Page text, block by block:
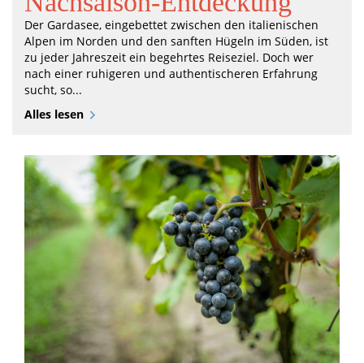
Der Gardasee, eingebettet zwischen den italienischen
Alpen im Norden und den sanften Hügeln im Süden, ist
zu jeder Jahreszeit ein begehrtes Reiseziel. Doch wer
nach einer ruhigeren und authentischeren Erfahrung
sucht, so...
Alles lesen